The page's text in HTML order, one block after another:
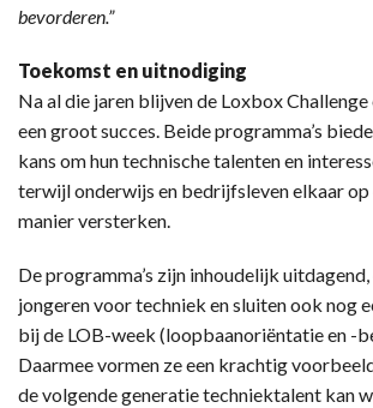
bevorderen.”
Toekomst en uitnodiging
Na al die jaren blijven de Loxbox Challenge
een groot succes. Beide programma’s
kans om hun technische talenten en
terwijl onderwijs en bedrijfsleven elkaar op
manier versterken.
De programma’s zijn inhoudelijk
jongeren voor techniek en sluiten ook nog
bij de LOB-week (loopbaanoriëntatie en -
Daarmee vormen ze een krachtig
de volgende generatie techniektalent kan